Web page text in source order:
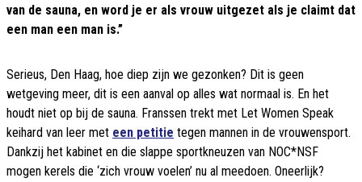
van de sauna, en word je er als vrouw uitgezet als je claimt dat
een man een man is.”
Serieus, Den Haag, hoe diep zijn we gezonken? Dit is geen
wetgeving meer, dit is een aanval op alles wat normaal is. En het
houdt niet op bij de sauna. Franssen trekt met Let Women Speak
keihard van leer met een petitie tegen mannen in de vrouwensport.
Dankzij het kabinet en die slappe sportkneuzen van NOC*NSF
mogen kerels die ‘zich vrouw voelen’ nu al meedoen. Oneerlijk?